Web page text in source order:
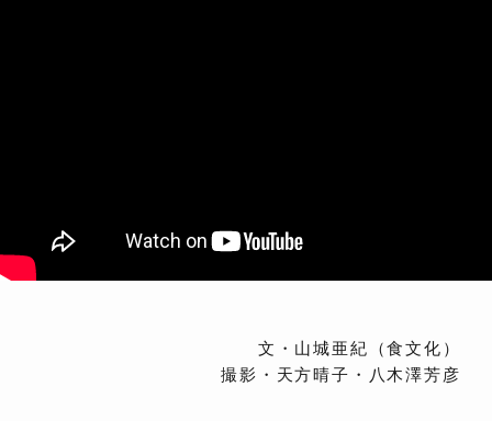
文・山城亜紀（食文化）
撮影・天方晴子・八木澤芳彦